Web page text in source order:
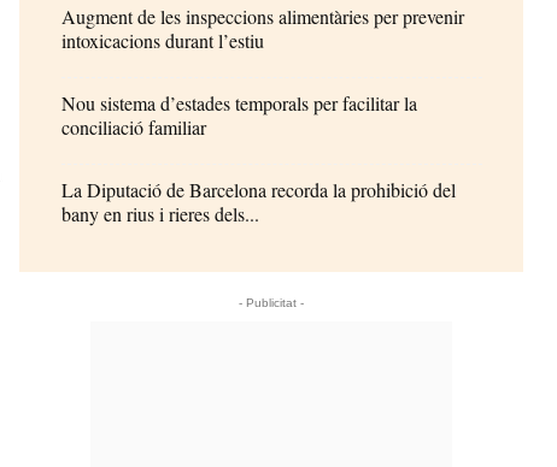
Augment de les inspeccions alimentàries per prevenir
intoxicacions durant l’estiu
Nou sistema d’estades temporals per facilitar la
conciliació familiar
La Diputació de Barcelona recorda la prohibició del
bany en rius i rieres dels...
- Publicitat -